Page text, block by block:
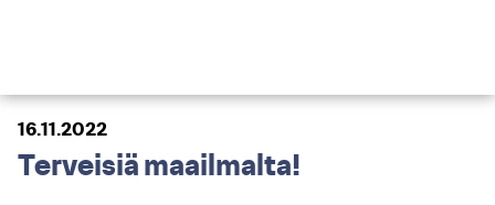
16.11.2022
Terveisiä maailmalta!